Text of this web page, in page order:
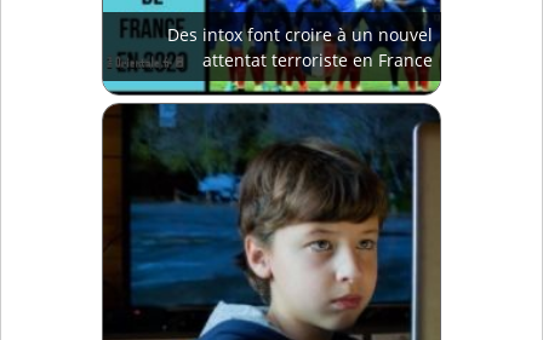
Des intox font croire à un nouvel
attentat terroriste en France